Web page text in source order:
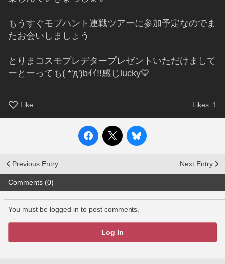
もうすぐモブハント連戦ツアーに参加予定なのでま
たお会いしましょう
とりまコスモプレデタープレゼントいただけまして
ーとーっても( *'д')bｲｲ!!感じlucky💛
Like Likes: 1
Previous Entry Next Entry
Comments (0)
You must be logged in to post comments.
Log In